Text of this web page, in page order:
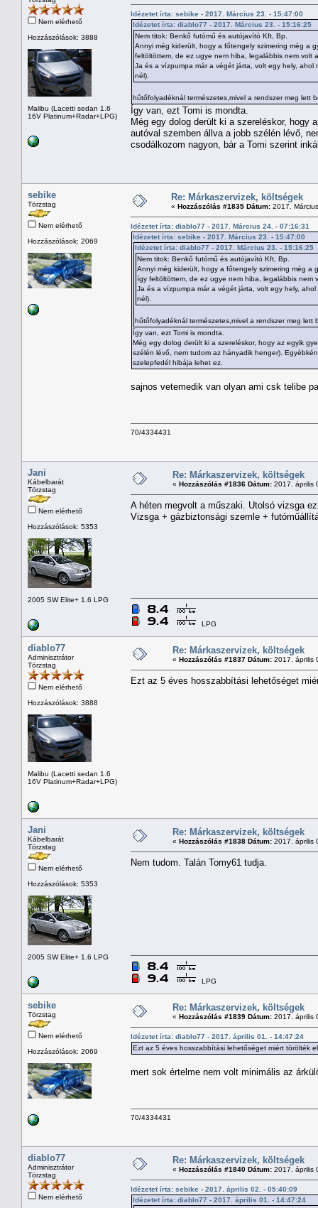
Nem elérhető
Hozzászólások: 3888
Malibu (Lacetti sedan 1.6
16V Platinum+Radar+LPG)
Idézetet írta: sebike - 2017. Március 23. - 15:47:00
Idézetet írta: diablo77 - 2017. Március 23. - 15:16:25
Nem titok: Benkő futómű és autójavító Kft, Bp.
Annyi még kiderült, hogy a főtengely szimering még a
feltöltöttem, de ez ugye nem hiba, legalábbis nem volt
Ja és a vízpumpa már a végét járta, volt egy hely, ahol
nél).
hűtőfolyadéknál természetes,mivel a rendszer meg lett
Így van, ezt Tomi is mondta.
Még egy dolog derült ki a szereléskor,
autóval szemben állva a jobb szélén lévő,
csodálkozom nagyon, bár a Tomi szerint
sebike
Törzstag
Nem elérhető
Hozzászólások: 2069
Re: Márkaszervizek, költségek
« Hozzászólás #1835 Dátum: 2017.
Idézetet írta: diablo77 - 2017. Március 24. - 07:16:31
Idézetet írta: sebike - 2017. Március 23. - 15:47:00
Idézetet írta: diablo77 - 2017. Március 23. - 15:16:25
Nem titok: Benkő futómű és autójavító Kft, Bp.
Annyi még kiderült, hogy a főtengely szimering még a
így feltöltöttem, de ez ugye nem hiba, legalábbis nem
Ja és a vízpumpa már a végét járta, volt egy hely,
nél).
hűtőfolyadéknál természetes,mivel a rendszer meg
Így van, ezt Tomi is mondta.
Még egy dolog derült ki a szereléskor, hogy az egyik
szélén lévő, nem tudom az hányadik henger).
szelepfedél hibája lehet ez.
sajnos vetemedik van olyan ami csk telibe
70/4334431
Jani
Kábelbarát
Törzstag
Nem elérhető
Hozzászólások: 5353
2005 SW Elite+ 1.6 LPG
Re: Márkaszervizek, költségek
« Hozzászólás #1836 Dátum: 2017. április
A héten megvolt a műszaki. Utolsó vizsga
Vizsga + gázbiztonsági szemle +
LPG
diablo77
Adminisztrátor
Törzstag
Nem elérhető
Hozzászólások: 3888
Malibu (Lacetti sedan 1.6
16V Platinum+Radar+LPG)
Re: Márkaszervizek, költségek
« Hozzászólás #1837 Dátum: 2017. április
Ezt az 5 éves hosszabbítási lehetőséget
Jani
Kábelbarát
Törzstag
Nem elérhető
Hozzászólások: 5353
2005 SW Elite+ 1.6 LPG
Re: Márkaszervizek, költségek
« Hozzászólás #1838 Dátum: 2017. április
Nem tudom. Talán Tomy61 tudja.
LPG
sebike
Törzstag
Nem elérhető
Hozzászólások: 2069
Re: Márkaszervizek, költségek
« Hozzászólás #1839 Dátum: 2017. április
Idézetet írta: diablo77 - 2017. április 01. - 14:47:24
Ezt az 5 éves hosszabbítási lehetőséget miért törölték
mert sok értelme nem volt minimális az
70/4334431
diablo77
Adminisztrátor
Törzstag
Nem elérhető
Re: Márkaszervizek, költségek
« Hozzászólás #1840 Dátum: 2017. április
Idézetet írta: sebike - 2017. április 02. - 05:40:09
Idézetet írta: diablo77 - 2017. április 01. - 14:47:24